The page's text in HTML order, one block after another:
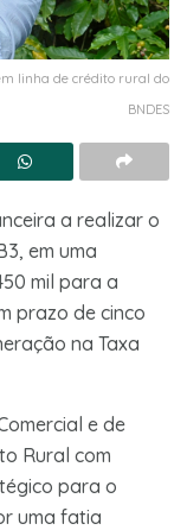
linha de crédito rural do
BNDES
a realizar o
em uma
mil para a
prazo de cinco
na Taxa
e de
Rural com
para o
uma fatia